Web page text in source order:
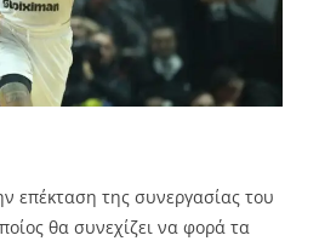
επέκταση της συνεργασίας του
θα συνεχίζει να φορά τα